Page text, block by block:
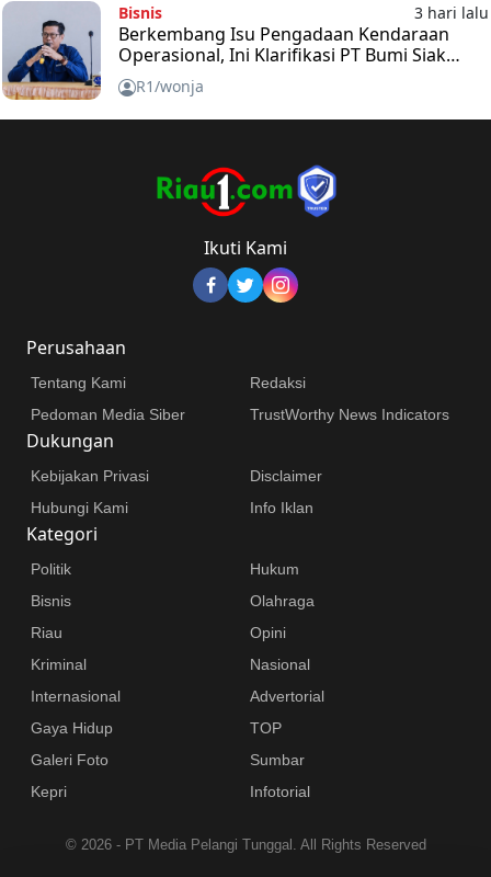
Bisnis 3 hari lalu
Berkembang Isu Pengadaan Kendaraan
Operasional, Ini Klarifikasi PT Bumi Siak
Pusako (BSP)
R1/wonja
Ikuti Kami
Perusahaan
Tentang Kami
Redaksi
Pedoman Media Siber
TrustWorthy News Indicators
Dukungan
Kebijakan Privasi
Disclaimer
Hubungi Kami
Info Iklan
Kategori
Politik
Hukum
Bisnis
Olahraga
Riau
Opini
Kriminal
Nasional
Internasional
Advertorial
Gaya Hidup
TOP
Galeri Foto
Sumbar
Kepri
Infotorial
© 2026 - PT Media Pelangi Tunggal. All Rights Reserved